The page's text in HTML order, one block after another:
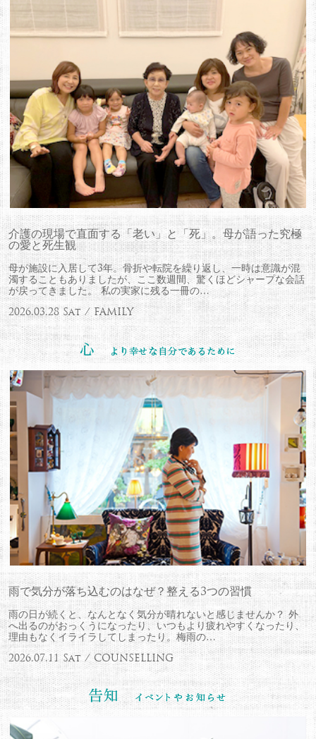
介護の現場で直面する「老い」と「死」。母が語った究極
の愛と死生観
母が施設に入居して3年。骨折や転院を繰り返し、一時は意識が混
濁することもありましたが、ここ数週間、驚くほどシャープな会話
が戻ってきました。 私の実家に残る一冊の…
2026.03.28 Sat / FAMILY
雨で気分が落ち込むのはなぜ？整える3つの習慣
雨の日が続くと、なんとなく気分が晴れないと感じませんか？ 外
へ出るのがおっくうになったり、いつもより疲れやすくなったり、
理由もなくイライラしてしまったり。梅雨の…
2026.07.11 Sat / COUNSELLING